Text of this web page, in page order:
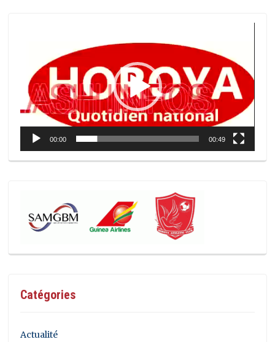
00:00 00:49
Catégories
Actualité